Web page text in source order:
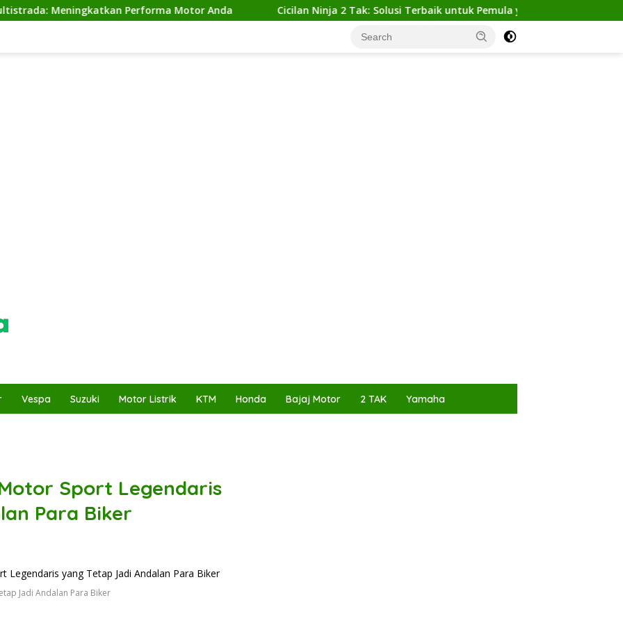
Performa Motor Anda Cicilan Ninja 2 Tak: Solusi Terbaik untuk Pemula yang Ingin Tampil Gagah
Vespa Suzuki Motor Listrik KTM Honda Bajaj Motor 2 TAK Yamaha
Sport Legendaris
Para Biker
Jadi Andalan Para Biker